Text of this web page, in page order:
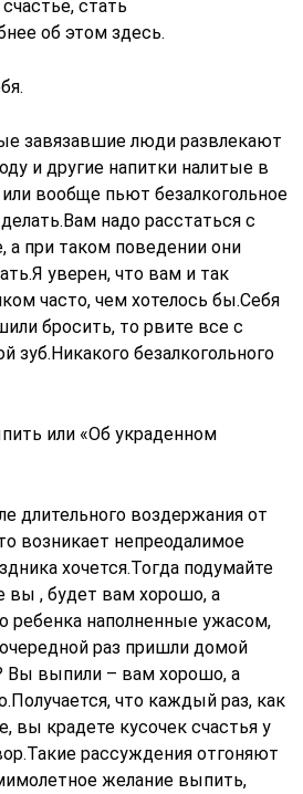
стать
об этом здесь.
завязавшие люди развлекают
и другие напитки налитые в
вообще пьют безалкогольное
надо расстаться с
а при таком поведении они
уверен, что вам и так
часто, чем хотелось бы.Себя
бросить, то рвите все с
зуб.Никакого безалкогольного
или «Об украденном
длительного воздержания от
возникает непреодалимое
хочется.Тогда подумайте
вы , будет вам хорошо, а
ребенка наполненные ужасом,
раз пришли домой
Вы выпили – вам хорошо, а
что каждый раз, как
вы крадете кусочек счастья у
рассуждения отгоняют
желание выпить,